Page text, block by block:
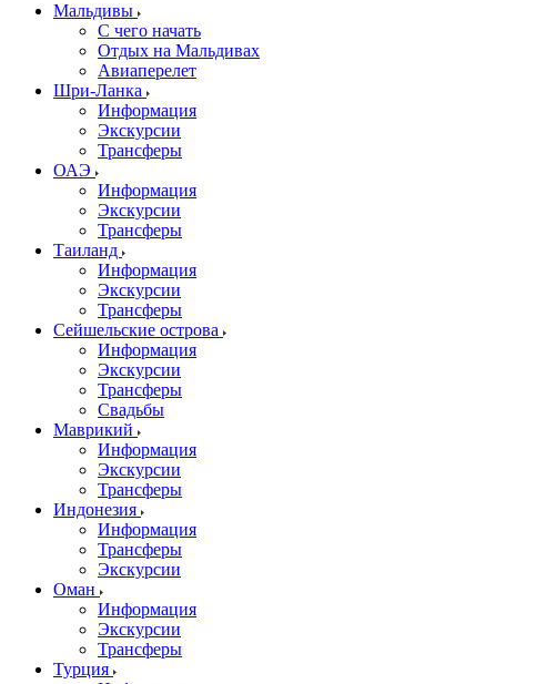
Мальдивы
С чего начать
Отдых на Мальдивах
Авиаперелет
Шри-Ланка
Информация
Экскурсии
Трансферы
ОАЭ
Информация
Экскурсии
Трансферы
Таиланд
Информация
Экскурсии
Трансферы
Сейшельские острова
Информация
Экскурсии
Трансферы
Свадьбы
Маврикий
Информация
Экскурсии
Трансферы
Индонезия
Информация
Трансферы
Экскурсии
Оман
Информация
Экскурсии
Трансферы
Турция